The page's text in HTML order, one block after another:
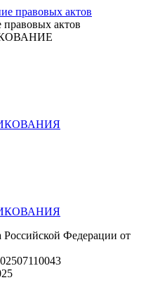
актов
Российской Федерации от